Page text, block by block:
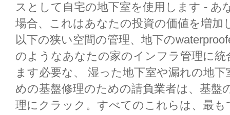
スとして自宅の地下室を使用します - あ
場合、これはあなたの投資の価値を増加
以下の狭い空間の管理、地下の
のようなあなたの家のインフラ管理に
ます必要な、 湿った地下室や漏れの地
めの基盤修理のための請負業者は、基盤
理にクラック。すべてのこれらは、最